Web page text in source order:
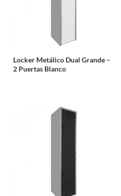
Locker Metálico Dual Grande –
2 Puertas Blanco